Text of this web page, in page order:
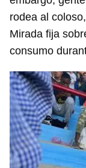
rodea al
Mirada fija
consumo